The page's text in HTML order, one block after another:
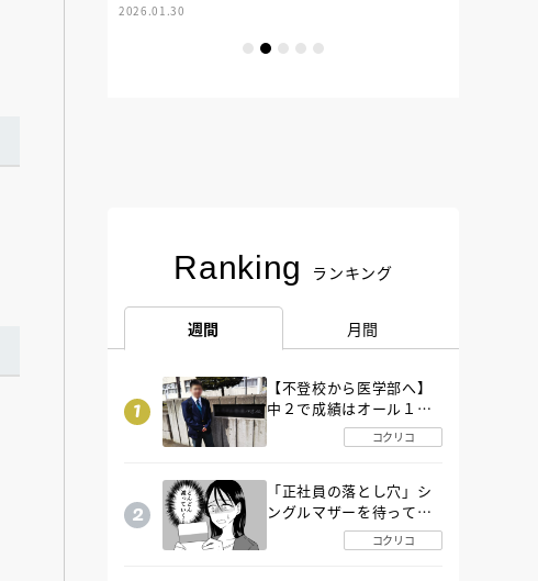
2026.01.30
Ranking ランキング
週間 月間
【不登校から医学部へ】
中２で成績はオール１
「昼夜逆転」したわが子
を”夜遊び”に連れ出した
コクリコ
「正社員の落とし穴」シ
ングルマザーを待ってい
た“魔の２年間”【後編】
コクリコ